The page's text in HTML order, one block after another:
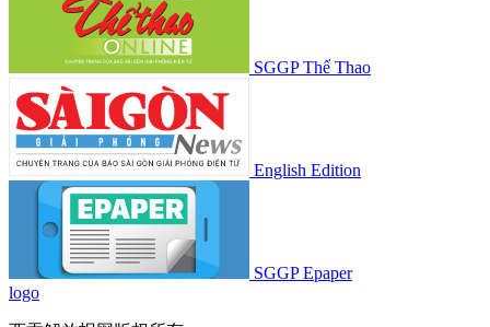
SGGP Thể Thao
English Edition
SGGP Epaper
logo